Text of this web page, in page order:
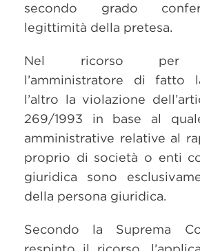
secondo grado
legittimità della pretesa.
Nel ricorso per
l’amministratore di fatto
l’altro la violazione
269/1993 in base al
amministrative relative al
proprio di società o enti
giuridica sono
della persona giuridica.
Secondo la Suprema